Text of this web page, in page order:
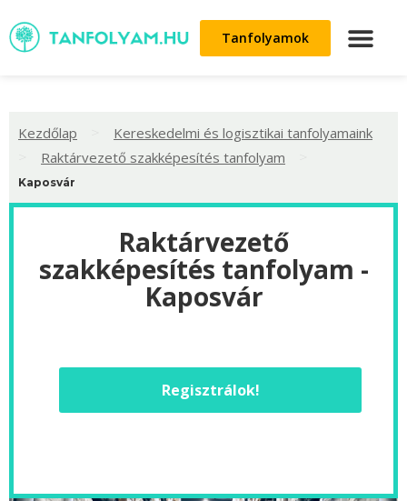
Tanfolyamok
Kezdőlap Kereskedelmi és logisztikai tanfolyamaink
Raktárvezető szakképesítés tanfolyam
Kaposvár
Raktárvezető
szakképesítés tanfolyam -
Kaposvár
Regisztrálok!